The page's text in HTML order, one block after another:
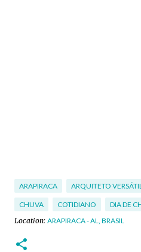
ARAPIRACA ARQUITETO
CHUVA COTIDIANO DIA DE
Location: ARAPIRACA - AL, BRASIL